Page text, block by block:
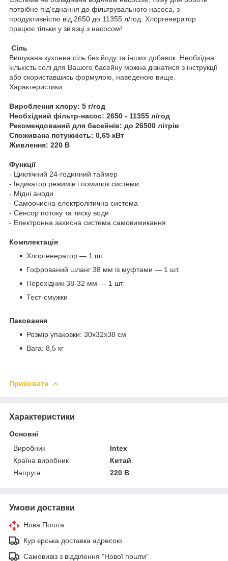
потрібне під'єднання до фільтрувального насоса, з
продуктивністю від 2650 до 11355 л/год. Хлоргенератор
працює тільки у зв'язці з насосом!
Сіль
Вишукана кухонна сіль без йоду та інших добавок. Необхідна
кількість солі для Вашого басейну можна дізнатися з інструкції
або скориставшись формулою, наведеною вище.
Характеристики:
Вироблення хлору: 5 г/год
Необхідний фільтр-насос: 2650 - 11355 л/год
Рекомендований для басейнів: до 26500 літрів
Споживана потужність: 0,65 кВт
Живлення: 220 В
Функції
- Циклічний 24-годинний таймер
- Індикатор режимів і помилок системи
- Мідні аноди
- Самоочисна електролітична система
- Сенсор потоку та тиску води
- Електронна захисна система самовимикання
Комплектація
Хлоргенератор — 1 шт.
Гофрований шланг 38 мм із муфтами — 1 шт.
Перехідник 38-32 мм — 1 шт.
Тест-смужки
Паковання
Розмір упаковки: 30x32x38 см
Вага: 8,5 кг
Приховати
Характеристики
Основні
Виробник
Intex
Країна виробник
Китай
Напруга
220 В
Умови доставки
Нова Пошта
Кур єрська доставка адресою
Самовивіз з відділення "Нової пошти"